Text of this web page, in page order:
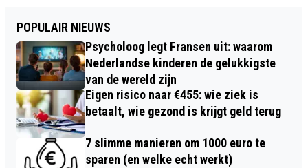
POPULAIR NIEUWS
Psycholoog legt Fransen uit: waarom
Nederlandse kinderen de gelukkigste
van de wereld zijn
Eigen risico naar €455: wie ziek is
betaalt, wie gezond is krijgt geld terug
7 slimme manieren om 1000 euro te
sparen (en welke echt werkt)